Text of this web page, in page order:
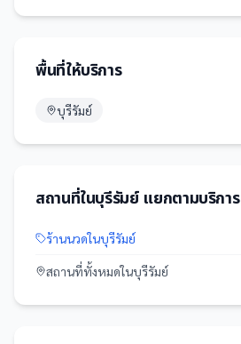
พื้นที่ให้บริการ
บุรีรัมย์
สถานที่ในบุรีรัมย์แยกตามบริการ
ร้านนวดในบุรีรัมย์
สถานที่ทั้งหมดในบุรีรัมย์